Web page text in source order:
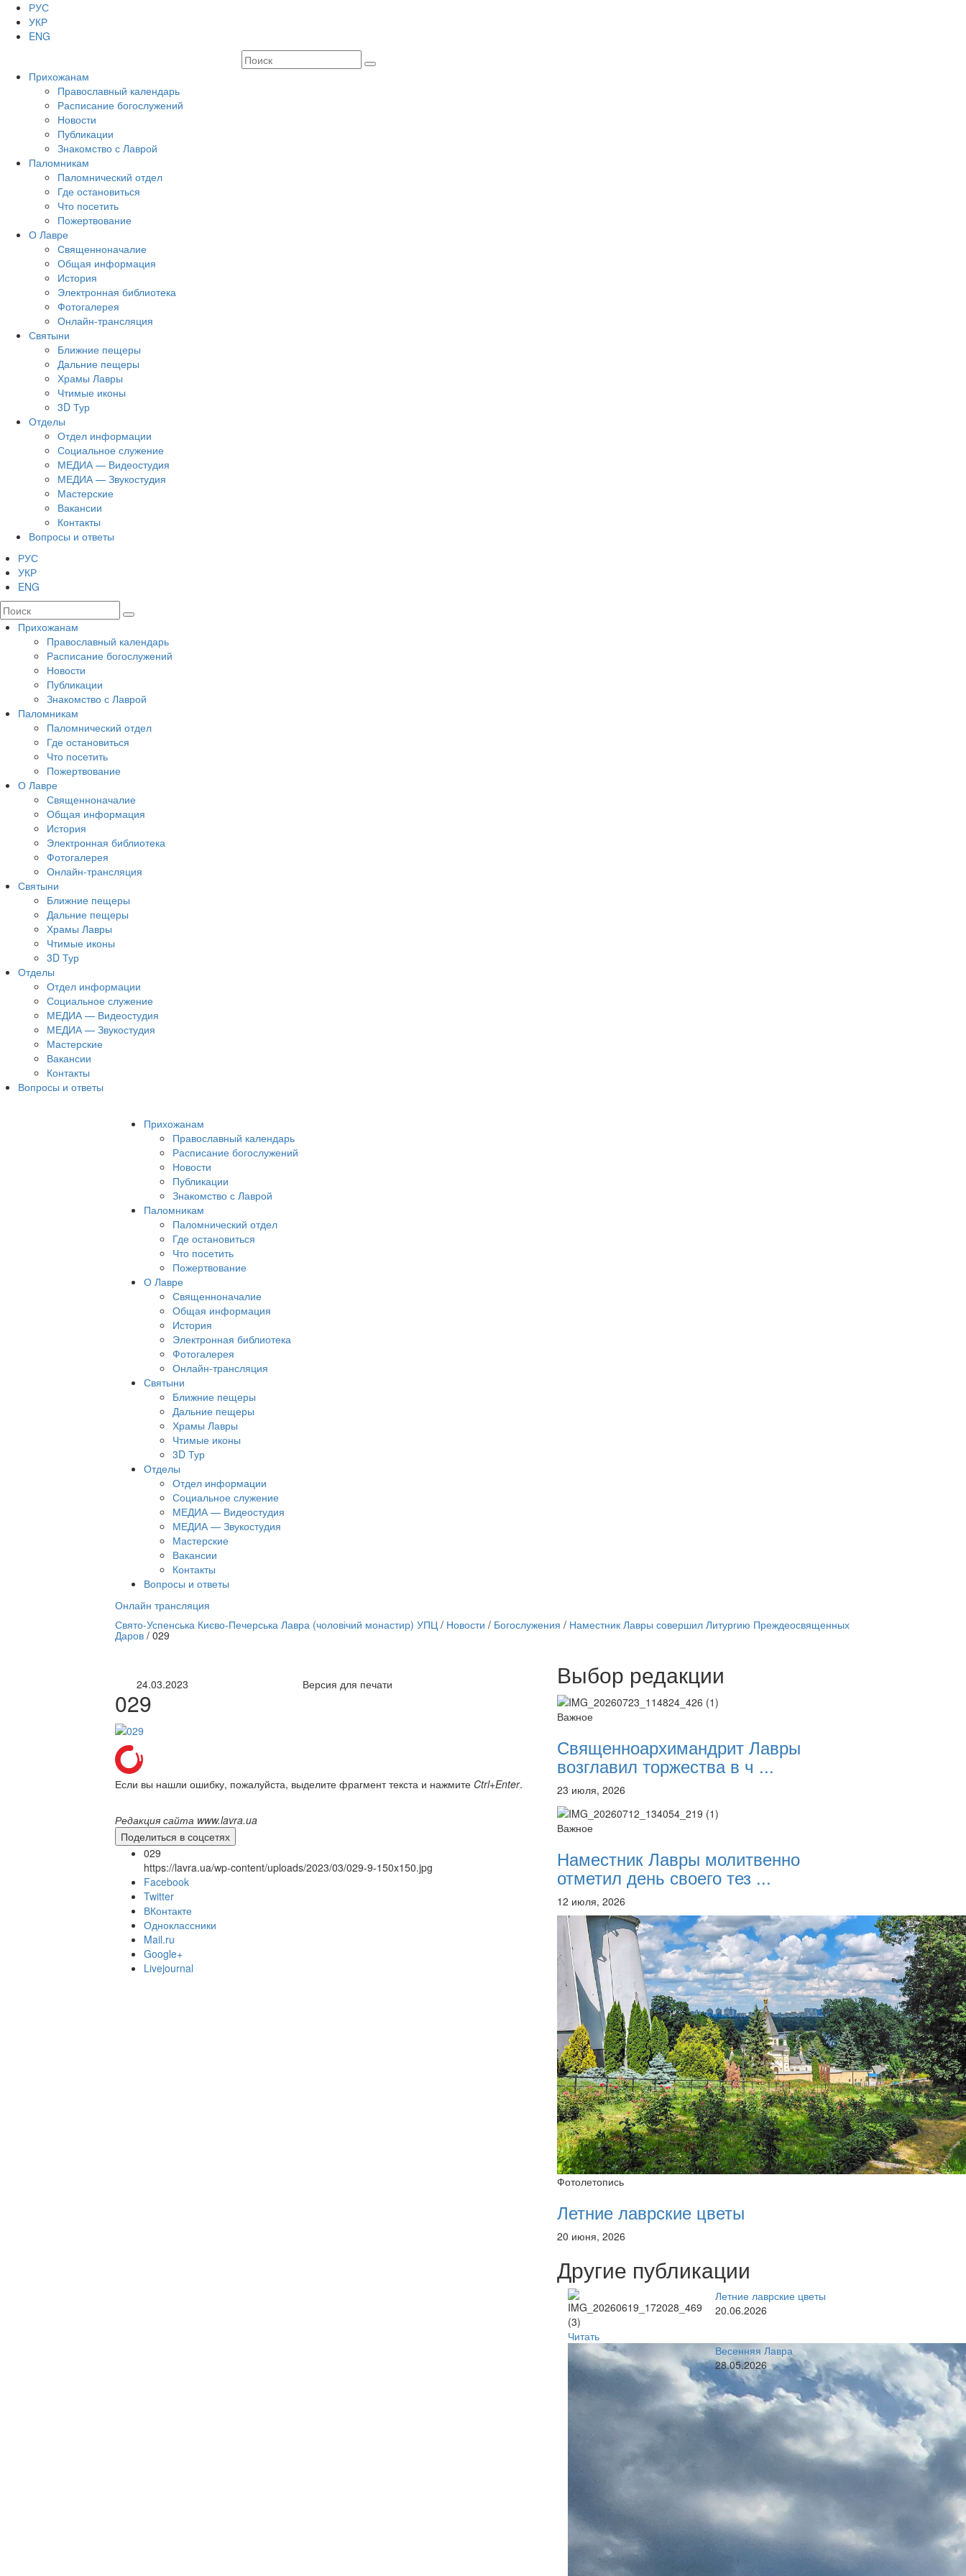
РУС
УКР
ENG
Прихожанам
Православный календарь
Расписание богослужений
Новости
Публикации
Знакомство с Лаврой
Паломникам
Паломнический отдел
Где остановиться
Что посетить
Пожертвование
О Лавре
Священноначалие
Общая информация
История
Электронная библиотека
Фотогалерея
Онлайн-трансляция
Святыни
Ближние пещеры
Дальние пещеры
Храмы Лавры
Чтимые иконы
3D Тур
Отделы
Отдел информации
Социальное служение
МЕДИА — Видеостудия
МЕДИА — Звукостудия
Мастерские
Вакансии
Контакты
Вопросы и ответы
РУС
УКР
ENG
Прихожанам
Православный календарь
Расписание богослужений
Новости
Публикации
Знакомство с Лаврой
Паломникам
Паломнический отдел
Где остановиться
Что посетить
Пожертвование
О Лавре
Священноначалие
Общая информация
История
Электронная библиотека
Фотогалерея
Онлайн-трансляция
Святыни
Ближние пещеры
Дальние пещеры
Храмы Лавры
Чтимые иконы
3D Тур
Отделы
Отдел информации
Социальное служение
МЕДИА — Видеостудия
МЕДИА — Звукостудия
Мастерские
Вакансии
Контакты
Вопросы и ответы
Прихожанам
Православный календарь
Расписание богослужений
Новости
Публикации
Знакомство с Лаврой
Паломникам
Паломнический отдел
Где остановиться
Что посетить
Пожертвование
О Лавре
Священноначалие
Общая информация
История
Электронная библиотека
Фотогалерея
Онлайн-трансляция
Святыни
Ближние пещеры
Дальние пещеры
Храмы Лавры
Чтимые иконы
3D Тур
Отделы
Отдел информации
Социальное служение
МЕДИА — Видеостудия
МЕДИА — Звукостудия
Мастерские
Вакансии
Контакты
Вопросы и ответы
Онлайн трансляция
12 сентября
Онлайн трансляции
12 сентября 2015
12 сентября 2015Название трансляции
12 сентября 2015
12 сентября 2015Название трансляции
12 сентября 2015Название трансляции
Название трансляции
12 сентября 2015Название трансляции
Перейти к архиву
Свято-Успенська Києво-Печерська Лавра (чоловічий монастир) УПЦ/ Новости / Богослужения / Наместник Лавры совершил Литургию Преждеосвященных
Даров/ 029
24.03.2023 Версия для печати
029
Если вы нашли ошибку, пожалуйста, выделите фрагмент текста и нажмите Ctrl+Enter.
Редакция сайта www.lavra.ua
Поделиться в соцсетях
029
https://lavra.ua/wp-content/uploads/2023/03/029-9-150x150.jpg
Facebook
Twitter
ВКонтакте
Одноклассники
Mail.ru
Google+
Livejournal
Выбор редакции
Важное
Священноархимандрит Лавры
возглавил торжества в ч ...
23 июля, 2026
Важное
Наместник Лавры молитвенно
отметил день своего тез ...
12 июля, 2026
Фотолетопись
Летние лаврские цветы
20 июня, 2026
Другие публикации
Читать
Летние лаврские цветы
20.06.2026
Весенняя Лавра
28.05.2026